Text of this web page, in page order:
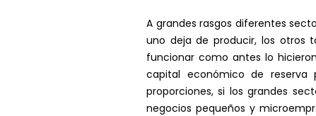
A grandes rasgos diferentes
uno deja de producir, los otros
funcionar como antes lo
capital económico de reserva
proporciones, si los grandes
negocios pequeños y